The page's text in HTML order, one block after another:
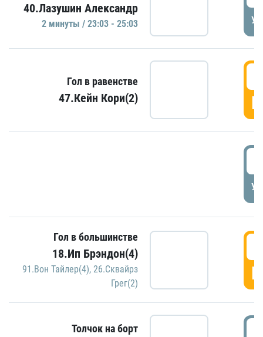
40.Лазушин Александр
2 минуты / 23:03 - 25:03
Гол в равенстве
47.Кейн Кори(2)
Гол в большинстве
18.Ип Брэндон(4)
91.Вон Тайлер(4), 26.Сквайрз
Грег(2)
Толчок на борт